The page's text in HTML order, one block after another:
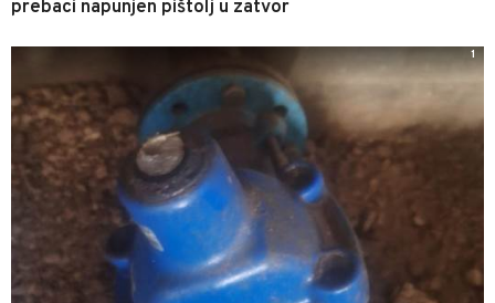
prebaci napunjen pištolj u zatvor
1